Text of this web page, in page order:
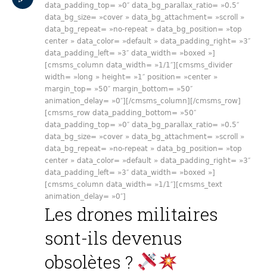
data_padding_top= »0″ data_bg_parallax_ratio= »0.5″
data_bg_size= »cover » data_bg_attachment= »scroll »
data_bg_repeat= »no-repeat » data_bg_position= »top
center » data_color= »default » data_padding_right= »3″
data_padding_left= »3″ data_width= »boxed »]
[cmsms_column data_width= »1/1″][cmsms_divider
width= »long » height= »1″ position= »center »
margin_top= »50″ margin_bottom= »50″
animation_delay= »0″][/cmsms_column][/cmsms_row]
[cmsms_row data_padding_bottom= »50″
data_padding_top= »0″ data_bg_parallax_ratio= »0.5″
data_bg_size= »cover » data_bg_attachment= »scroll »
data_bg_repeat= »no-repeat » data_bg_position= »top
center » data_color= »default » data_padding_right= »3″
data_padding_left= »3″ data_width= »boxed »]
[cmsms_column data_width= »1/1″][cmsms_text
animation_delay= »0″]
Les drones militaires
sont-ils devenus
obsolètes ?